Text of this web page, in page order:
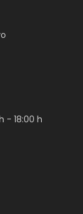
- 18:00 h